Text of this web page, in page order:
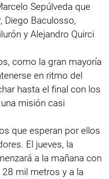
Sepúlveda que
Diego Baculosso,
y Alejandro Quirci
como la gran mayoría
en ritmo del
hasta el final con los
misión casi
que esperan por ellos
El jueves, la
a la mañana con
mil metros y a la